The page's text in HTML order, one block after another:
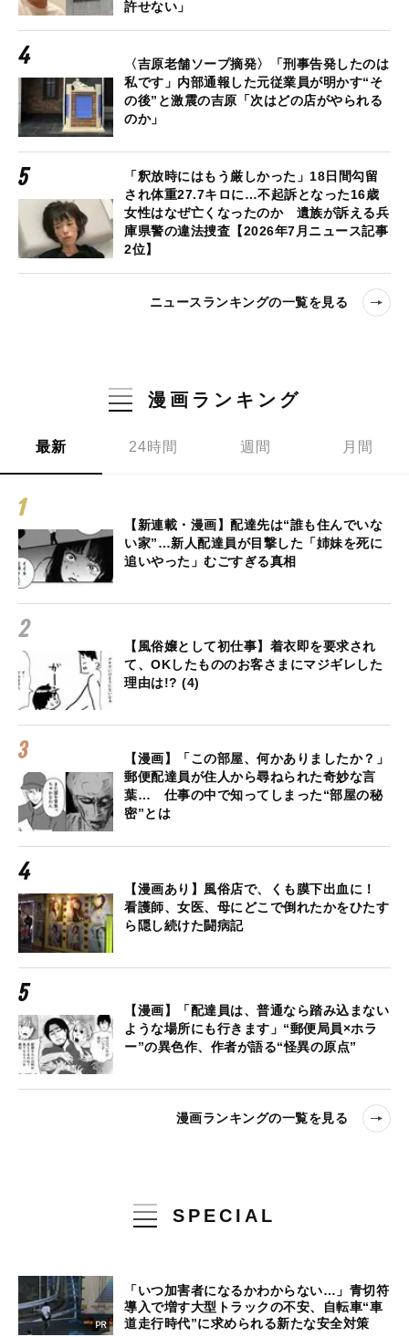
許せない」
〈吉原老舗ソープ摘発〉「刑事告発したのは
私です」内部通報した元従業員が明かす“そ
の後”と激震の吉原「次はどの店がやられる
のか」
「釈放時にはもう厳しかった」18日間勾留
され体重27.7キロに…不起訴となった16歳
女性はなぜ亡くなったのか 遺族が訴える兵
庫県警の違法捜査【2026年7月ニュース記事
2位】
ニュースランキングの一覧を見る
漫画ランキング
最新 24時間 週間 月間
【新連載・漫画】配達先は“誰も住んでいな
い家”…新人配達員が目撃した「姉妹を死に
追いやった」むごすぎる真相
【風俗嬢として初仕事】着衣即を要求され
て、OKしたもののお客さまにマジギレした
理由は!? (4)
【漫画】「この部屋、何かありましたか？」
郵便配達員が住人から尋ねられた奇妙な言
葉… 仕事の中で知ってしまった“部屋の秘
密”とは
【漫画あり】風俗店で、くも膜下出血に！
看護師、女医、母にどこで倒れたかをひたす
ら隠し続けた闘病記
【漫画】「配達員は、普通なら踏み込まない
ような場所にも行きます」“郵便局員×ホラ
ー”の異色作、作者が語る“怪異の原点”
漫画ランキングの一覧を見る
SPECIAL
「いつ加害者になるかわからない…」青切符
導入で増す大型トラックの不安、自転車“車
道走行時代”に求められる新たな安全対策